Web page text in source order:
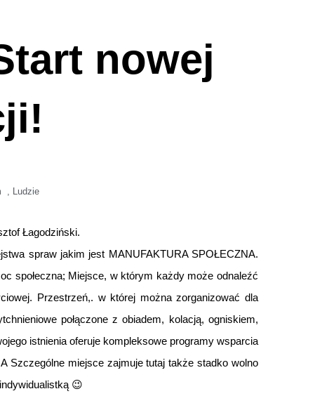
nowej
, Ludzie
Łagodziński.
spraw jakim jest MANUFAKTURA SPOŁECZNA.
społeczna; Miejsce, w którym każdy może odnaleźć
Przestrzeń,. w której można zorganizować dla
połączone z obiadem, kolacją, ogniskiem,
istnienia oferuje kompleksowe programy wsparcia
Szczególne miejsce zajmuje tutaj także stadko wolno
😉